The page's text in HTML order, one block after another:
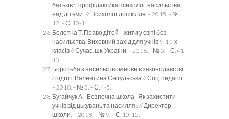
батьків : [профілактика психолог. насильства
над дітьми] // Психолог дошкілля. – 2015. – №
12. – С. 10-14.
Болотна Т. Право дітей – жити у світі без
насильства. Виховний захід для учнів 9-11-х
класів // Сучас. шк. України. – 2016. – № 5. – С. 41-
45.
Боротьба з насильством нове в законодавстві
/ підгот. Валентина Снігульська // Соц. педагог.
– 2018. – № 3. – С. 4-5.
Бугайчук А. "Безпечна школа" Як захистити
учнів від цькувань та насилля? // Директор
школи. – 2018. – № 9. – С. 10-15.